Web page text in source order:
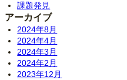
課題発見
アーカイブ
2024年8月
2024年4月
2024年3月
2024年2月
2023年12月